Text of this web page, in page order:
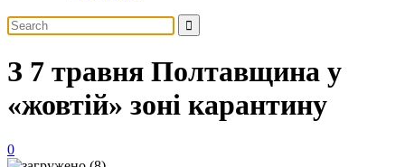
З 7 травня Полтавщина у
«жовтій» зоні карантину
0